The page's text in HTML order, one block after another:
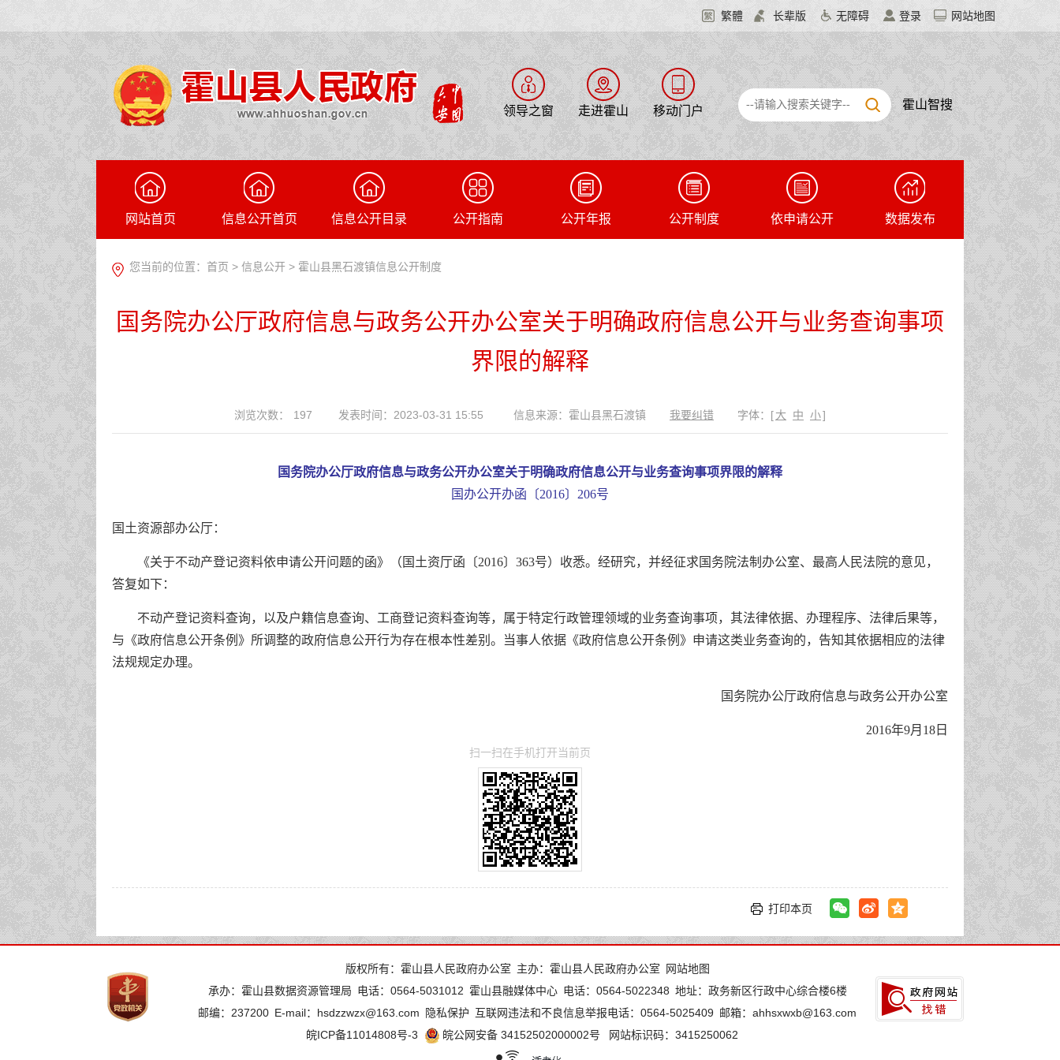
繁體 长辈版 无障碍 登录 网站地图
领导之窗 走进霍山 移动门户 霍山智搜
网站首页 信息公开首页 信息公开目录 公开指南 公开年报 公开制度 依申请公开 数据发布
您当前的位置： 首页 > 信息公开 > 霍山县黑石渡镇信息公开制度
国务院办公厅政府信息与政务公开办公室关于明确政府信息公开与业务查询事项
界限的解释
浏览次数： 197 发表时间：2023-03-31 15:55 信息来源：霍山县黑石渡镇 我要纠错 字体： [大 中 小]
国务院办公厅政府信息与政务公开办公室关于明确政府信息公开与业务查询事项界限的解释
国办公开办函〔2016〕206号
国土资源部办公厅：
《关于不动产登记资料依申请公开问题的函》（国土资厅函〔2016〕363号）收悉。经研究，并经征求国务院法制办公室、最高人民法院的意见，
答复如下：
不动产登记资料查询，以及户籍信息查询、工商登记资料查询等，属于特定行政管理领域的业务查询事项，其法律依据、办理程序、法律后果等，
与《政府信息公开条例》所调整的政府信息公开行为存在根本性差别。当事人依据《政府信息公开条例》申请这类业务查询的，告知其依据相应的法律
法规规定办理。
国务院办公厅政府信息与政务公开办公室
2016年9月18日
扫一扫在手机打开当前页
打印本页
版权所有：霍山县人民政府办公室 主办：霍山县人民政府办公室
网站地图
承办：霍山县数据资源管理局 电话：0564-5031012 霍山县融媒体中心 电话：0564-5022348 地址：政务新区行政中心综合楼6楼
邮编：237200 E-mail：hsdzzwzx@163.com 隐私保护 互联网违法和不良信息举报电话：0564-5025409 邮箱：ahhsxwxb@163.com
皖ICP备11014808号-3
皖公网安备 34152502000002号 网站标识码：3415250062